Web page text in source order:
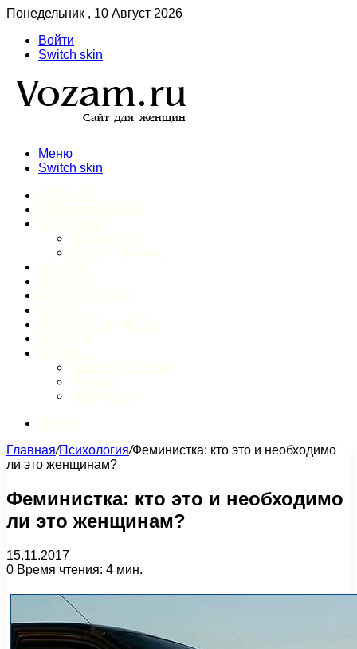
Понедельник , 10 Август 2026
Войти
Switch skin
Меню
Switch skin
Главная/Психология/Феминистка: кто это и необходимо
ли это женщинам?
Феминистка: кто это и необходимо
ли это женщинам?
15.11.2017
0 Время чтения: 4 мин.